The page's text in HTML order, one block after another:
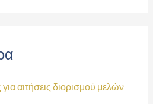
αιτήσεις διορισμού μελών